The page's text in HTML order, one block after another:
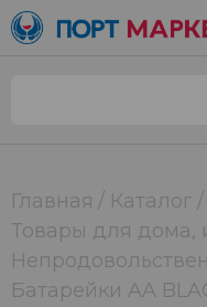
Главная
Каталог
Товары для дома,
Батарейки AA